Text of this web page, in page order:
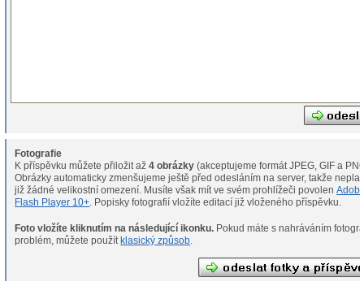
Fotografie
K příspěvku můžete přiložit až4 obrázky (akceptujeme formát JPEG, GIF a
Obrázky automaticky zmenšujeme ještě před odesláním na server, takže
již žádné velikostní omezení. Musíte však mít ve svém prohlížeči povolen
Flash Player 10+ . Popisky fotografií vložíte editací již vloženého příspěvku.
Foto vložíte kliknutím na následující ikonku.
problém, můžete použítklasický způsob